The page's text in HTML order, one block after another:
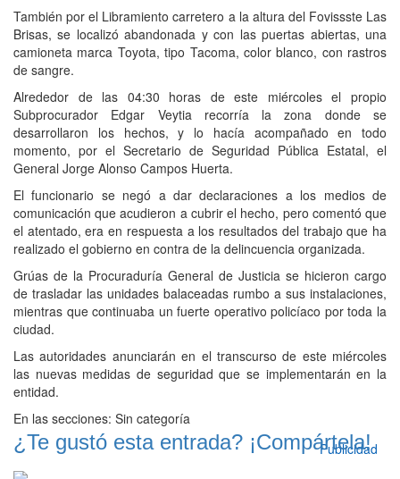
También por el Libramiento carretero a la altura del Fovissste Las
Brisas, se localizó abandonada y con las puertas abiertas, una
camioneta marca Toyota, tipo Tacoma, color blanco, con rastros
de sangre.
Alrededor de las 04:30 horas de este miércoles el propio
Subprocurador Edgar Veytia recorría la zona donde se
desarrollaron los hechos, y lo hacía acompañado en todo
momento, por el Secretario de Seguridad Pública Estatal, el
General Jorge Alonso Campos Huerta.
El funcionario se negó a dar declaraciones a los medios de
comunicación que acudieron a cubrir el hecho, pero comentó que
el atentado, era en respuesta a los resultados del trabajo que ha
realizado el gobierno en contra de la delincuencia organizada.
Grúas de la Procuraduría General de Justicia se hicieron cargo
de trasladar las unidades balaceadas rumbo a sus instalaciones,
mientras que continuaba un fuerte operativo policíaco por toda la
ciudad.
Las autoridades anunciarán en el transcurso de este miércoles
las nuevas medidas de seguridad que se implementarán en la
entidad.
En las secciones: Sin categoría
¿Te gustó esta entrada? ¡Compártela!
Publicidad